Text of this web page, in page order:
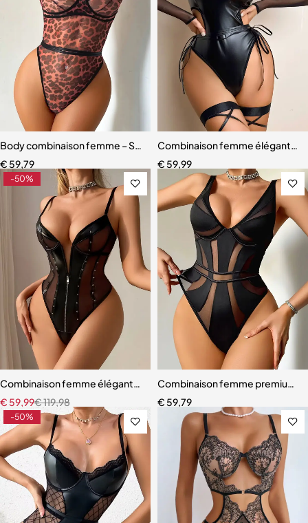
Body combinaison femme – Style européen et américain avec
€ 59,79
Combinaison femme élégante –
€ 59,99
-50%
Combinaison femme élégante – Maille transparente et cuir verni
€119,98
€ 59,99
Combinaison femme premium
€ 59,79
-50%